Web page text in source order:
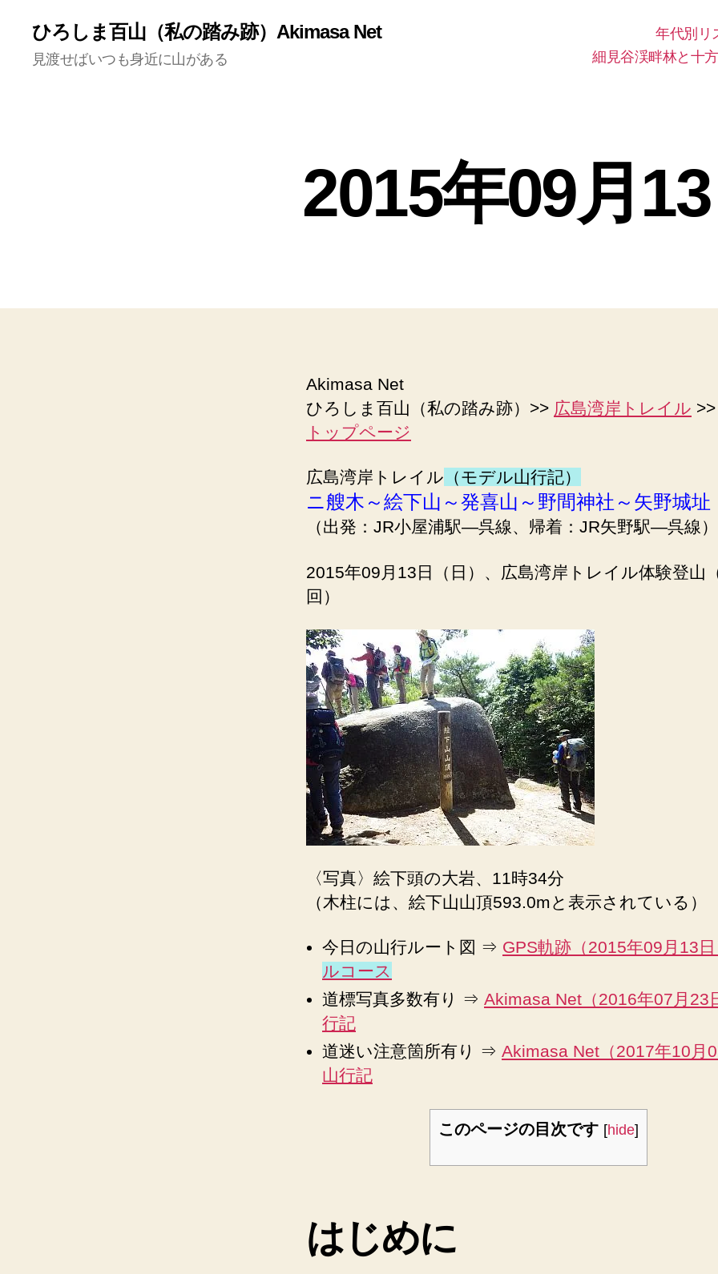
ひろしま百山（私の踏み跡）Akimasa Net
見渡せばいつも身近に山がある
年代別リ
細見谷渓畔林と十
2015年09月13
作
成
2
0
1
Akimasa Net
ひろしま百山（私の踏み跡）>> 広島湾岸トレイル >>
トップページ
広島湾岸トレイル （モデル山行記）
ニ艘木～絵下山～発喜山～野間神社～矢野城址
（出発：JR小屋浦駅―呉線、帰着：JR矢野駅―呉線）
2015年09月13日（日）、広島湾岸トレイル体験登山
回）
〈写真〉絵下頭の大岩、11時34分
（木柱には、絵下山山頂593.0mと表示されている）
今日の山行ルート図 ⇒ GPS軌跡（2015年09月13日
ルコース
道標写真多数有り ⇒ Akimasa Net（2016年07月23
行記
道迷い注意箇所有り ⇒ Akimasa Net（2017年10月
山行記
このページの目次です [hide]
はじめに